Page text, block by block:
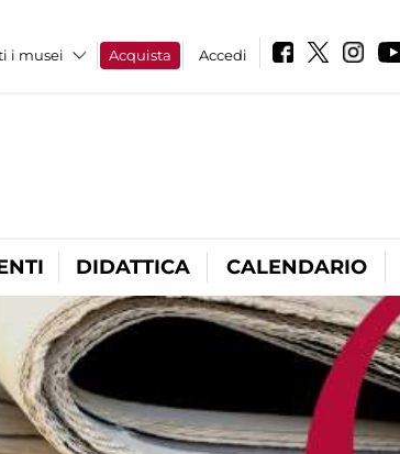
i musei Acquista Accedi
DIDATTICA CALENDARIO